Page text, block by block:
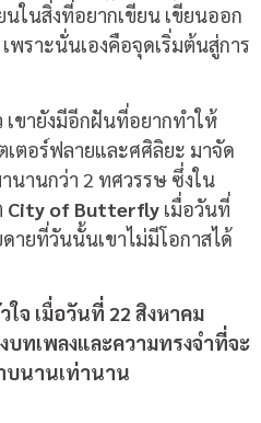
นในสิ่งที่อยากเขียน เขียนออก
พราะนั่นเองคือจุดเริ่มต้นสู่การ
เขายังมีอีกฝันที่อยากทำให้
เตอร์ฟลายและศศิลิยะ มาจัด
นานกว่า 2 ทศวรรษ ซึ่งใน
City of Butterfly เมื่อวันที่
ายที่วันนั้นเขาไม่มีโอกาสได้
จ เมื่อวันที่ 22 สิงหาคม
บทเพลงและความทรงจำที่จะ
บนานเท่านาน